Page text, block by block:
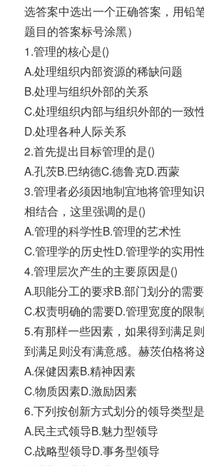
选答案中选出一个正确答案，用铅
题目的答案标号涂黑）
1.管理的核心是()
A.处理组织内部资源的稀缺问题
B.处理与组织外部的关系
C.处理组织内部与组织外部的一致
D.处理各种人际关系
2.首先提出目标管理的是()
A.孔茨B.巴纳德C.德鲁克D.西蒙
3.管理者必须因地制宜地将管理知
相结合，这里强调的是()
A.管理的科学性B.管理的艺术性
C.管理学的历史性D.管理学的实用性
4.管理层次产生的主要原因是()
A.职能分工的要求B.部门划分的需要
C.权责明确的需要D.管理宽度的限制
5.有那样一些因素，如果得到满足
到满足则没有满意感。赫茨伯格将
A.保健因素B.精神因素
C.物质因素D.激励因素
6.下列按创新方式划分的领导类型
A.民主式领导B.魅力型领导
C.战略型领导D.事务型领导